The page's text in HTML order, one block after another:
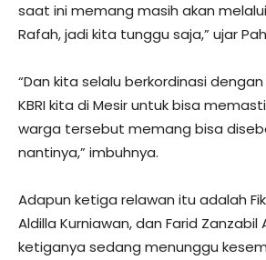
saat ini memang masih akan
Rafah, jadi kita tunggu saja,” ujar
“Dan kita selalu berkordinasi
KBRI kita di Mesir untuk bisa
warga tersebut memang bisa
nantinya,” imbuhnya.
Adapun ketiga relawan itu adalah
Aldilla Kurniawan, dan Farid Zanzabil
ketiganya sedang menunggu